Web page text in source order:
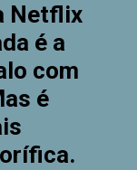
Netflix
é a
com
é